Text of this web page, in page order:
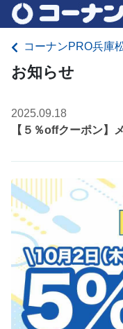
コーナンPRO兵庫
お知らせ
2025.09.18
【５％offクーポン】